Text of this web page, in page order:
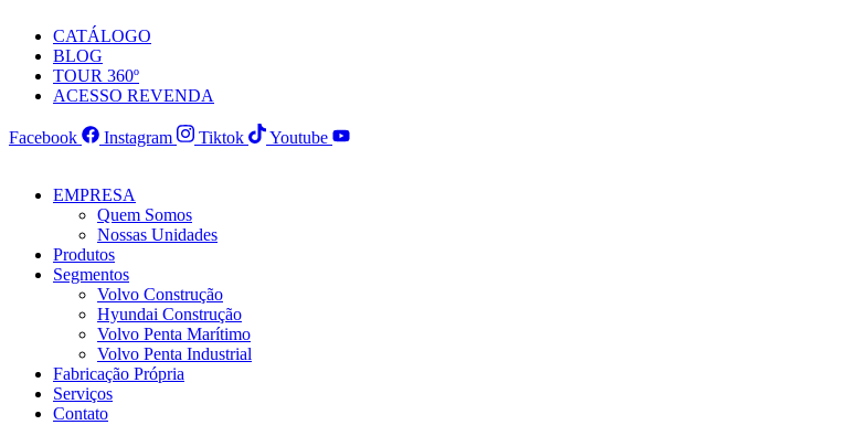
para
conteúdo
CATÁLOGO
BLOG
TOUR 360º
ACESSO REVENDA
Facebook Instagram Tiktok Youtube
EMPRESA
Quem Somos
Nossas Unidades
Produtos
Segmentos
Volvo Construção
Hyundai Construção
Volvo Penta Marítimo
Volvo Penta Industrial
Fabricação Própria
Serviços
Contato